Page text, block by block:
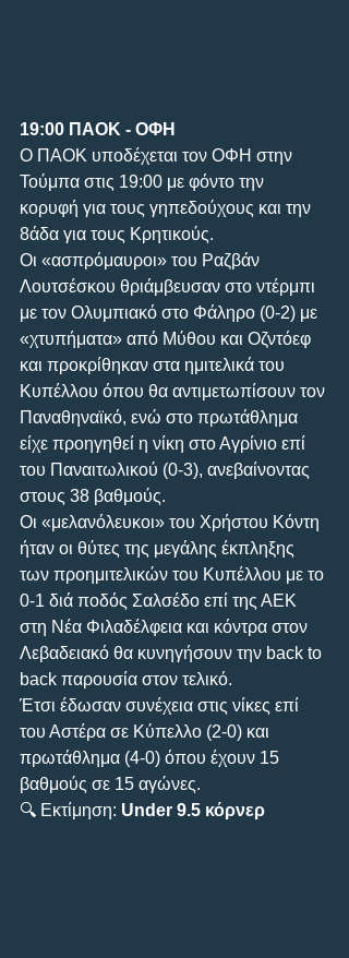
19:00 ΠΑΟΚ - ΟΦΗ
Ο ΠΑΟΚ υποδέχεται τον ΟΦΗ στην
Τούμπα στις 19:00 με φόντο την
κορυφή για τους γηπεδούχους και την
8άδα για τους Κρητικούς.
Οι «ασπρόμαυροι» του Ραζβάν
Λουτσέσκου θριάμβευσαν στο ντέρμπι
με τον Ολυμπιακό στο Φάληρο (0-2) με
«χτυπήματα» από Μύθου και Οζντόεφ
και προκρίθηκαν στα ημιτελικά του
Κυπέλλου όπου θα αντιμετωπίσουν τον
Παναθηναϊκό, ενώ στο πρωτάθλημα
είχε προηγηθεί η νίκη στο Αγρίνιο επί
του Παναιτωλικού (0-3), ανεβαίνοντας
στους 38 βαθμούς.
Οι «μελανόλευκοι» του Χρήστου Κόντη
ήταν οι θύτες της μεγάλης έκπληξης
των προημιτελικών του Κυπέλλου με το
0-1 διά ποδός Σαλσέδο επί της ΑΕΚ
στη Νέα Φιλαδέλφεια και κόντρα στον
Λεβαδειακό θα κυνηγήσουν την back to
back παρουσία στον τελικό.
Έτσι έδωσαν συνέχεια στις νίκες επί
του Αστέρα σε Κύπελλο (2-0) και
πρωτάθλημα (4-0) όπου έχουν 15
βαθμούς σε 15 αγώνες.
🔍 Εκτίμηση: Under 9.5 κόρνερ